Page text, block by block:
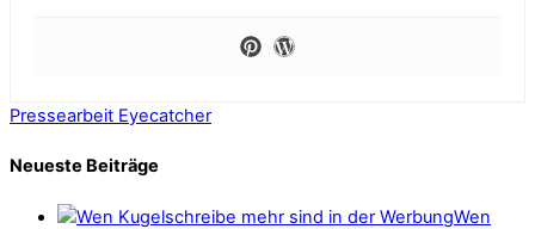
Pressearbeit Eyecatcher
Neueste Beiträge
Wen